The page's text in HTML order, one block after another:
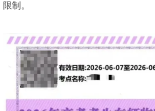
限制。